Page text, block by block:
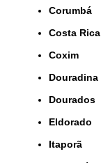
Corumbá
Costa Rica
Coxim
Douradina
Dourados
Eldorado
Itaporã